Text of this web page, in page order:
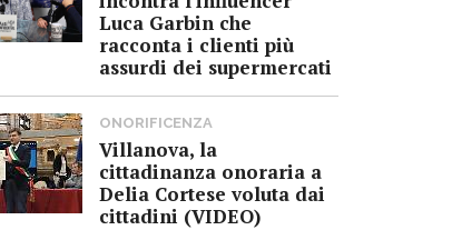
Luca Garbin che
racconta i clienti più
assurdi dei supermercati
ONORIFICENZA
Villanova, la
cittadinanza onoraria a
Delia Cortese voluta dai
cittadini (VIDEO)